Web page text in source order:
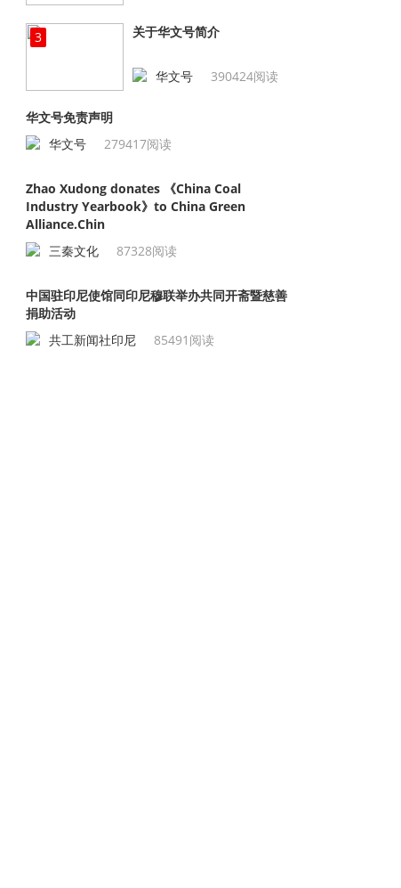
3 关于华文号简介
华文号 390424阅读
华文号免责声明
华文号
279417阅读
Zhao Xudong donates 《China Coal
Industry Yearbook》to China Green
Alliance.Chin
三秦文化
87328阅读
中国驻印尼使馆同印尼穆联举办共同开斋暨慈善
捐助活动
共工新闻社印尼
85491阅读